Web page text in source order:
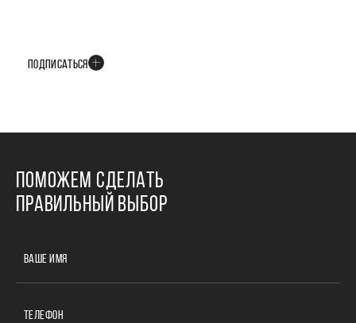
ПОДПИСАТЬСЯ
ПОМОЖЕМ СДЕЛАТЬ
ПРАВИЛЬНЫЙ ВЫБОР
ВАШЕ ИМЯ
ТЕЛЕФОН